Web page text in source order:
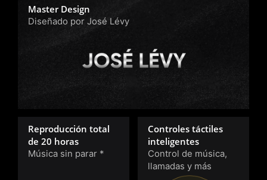
Master Design
Diseñado por José Lévy
Reproducción total
de 20 horas
Música sin parar *
Controles táctiles
inteligentes
Control de música,
llamadas y más